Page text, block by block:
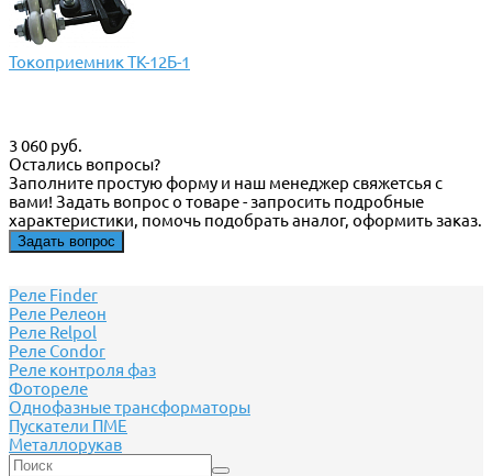
Токоприемник ТК-12Б-1
3 060 руб.
Остались вопросы?
Заполните простую форму и наш менеджер свяжетсья с
вами! Задать вопрос о товаре - запросить подробные
характеристики, помочь подобрать аналог, оформить заказ.
Задать вопрос
Реле Finder
Реле Релеон
Реле Relpol
Реле Сondor
Реле контроля фаз
Фотореле
Однофазные трансформаторы
Пускатели ПМЕ
Металлорукав